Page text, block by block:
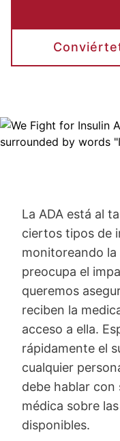
Image
La ADA está al
ciertos tipos de
monitoreando
preocupa el
queremos
reciben la
acceso a ella.
rápidamente el
cualquier
debe hablar
médica sobre
disponibles.